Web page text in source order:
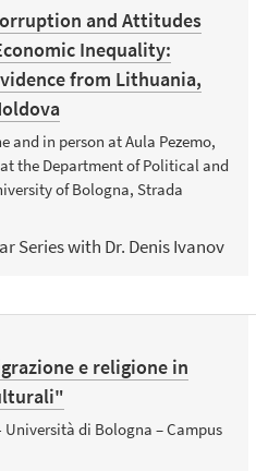
and Attitudes
Inequality:
from Lithuania,
and in person at Aula Pezemo,
the Department of Political and
of Bologna, Strada
Series with Dr. Denis Ivanov
e religione in
di Bologna – Campus